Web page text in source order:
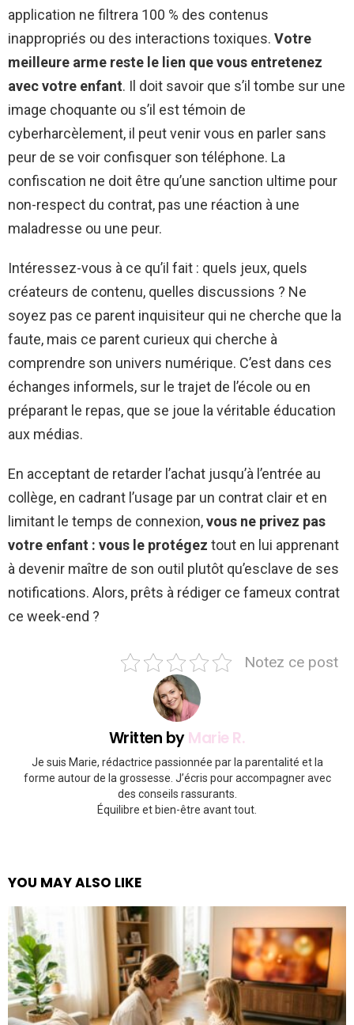
application ne filtrera 100 % des contenus
inappropriés ou des interactions toxiques. Votre
meilleure arme reste le lien que vous entretenez
avec votre enfant. Il doit savoir que s’il tombe sur une
image choquante ou s’il est témoin de
cyberharcèlement, il peut venir vous en parler sans
peur de se voir confisquer son téléphone. La
confiscation ne doit être qu’une sanction ultime pour
non-respect du contrat, pas une réaction à une
maladresse ou une peur.
Intéressez-vous à ce qu’il fait : quels jeux, quels
créateurs de contenu, quelles discussions ? Ne
soyez pas ce parent inquisiteur qui ne cherche que la
faute, mais ce parent curieux qui cherche à
comprendre son univers numérique. C’est dans ces
échanges informels, sur le trajet de l’école ou en
préparant le repas, que se joue la véritable éducation
aux médias.
En acceptant de retarder l’achat jusqu’à l’entrée au
collège, en cadrant l’usage par un contrat clair et en
limitant le temps de connexion,vous ne privez pas
votre enfant : vous le protégez tout en lui apprenant
à devenir maître de son outil plutôt qu’esclave de ses
notifications. Alors, prêts à rédiger ce fameux contrat
ce week-end ?
Notez ce post
Written byMarie R.
Je suis Marie, rédactrice passionnée par la parentalité et la
forme autour de la grossesse. J’écris pour accompagner avec
des conseils rassurants.
Équilibre et bien-être avant tout.
YOU MAY ALSO LIKE